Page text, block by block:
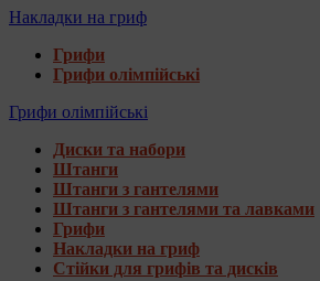
Накладки на гриф
Грифи
Грифи олімпійські
Грифи олімпійські
Диски та набори
Штанги
Штанги з гантелями
Штанги з гантелями та лавками
Грифи
Накладки на гриф
Стійки для грифів та дисків